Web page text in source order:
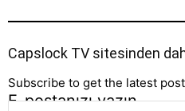
Capslock TV sitesinden
Subscribe to get the latest
E-postanızı yazın…